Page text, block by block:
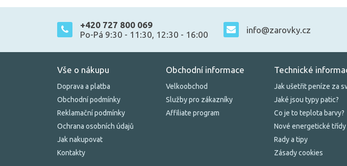
+420 727 800 069
Po-Pá 9:30 - 11:30, 12:30 - 16:00
info@zarovky.cz
Vše o nákupu
Doprava a platba
Obchodní podmínky
Reklamační podmínky
Ochrana osobních údajů
Jak nakupovat
Kontakty
Obchodní informace
Velkoobchod
Služby pro zákazníky
Affiliate program
Technické
Jak ušetřit peníze za
Jaké jsou typy patic?
Co je to teplota barvy?
Nové energetické třídy
Rady a tipy
Zásady cookies